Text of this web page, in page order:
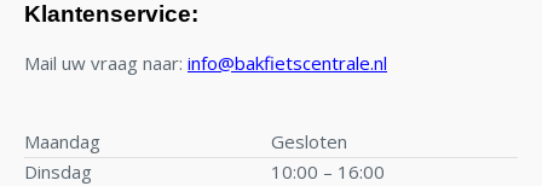
Klantenservice:
Mail uw vraag naar: info@bakfietscentrale.nl
Maandag
Gesloten
Dinsdag
10:00 – 16:00